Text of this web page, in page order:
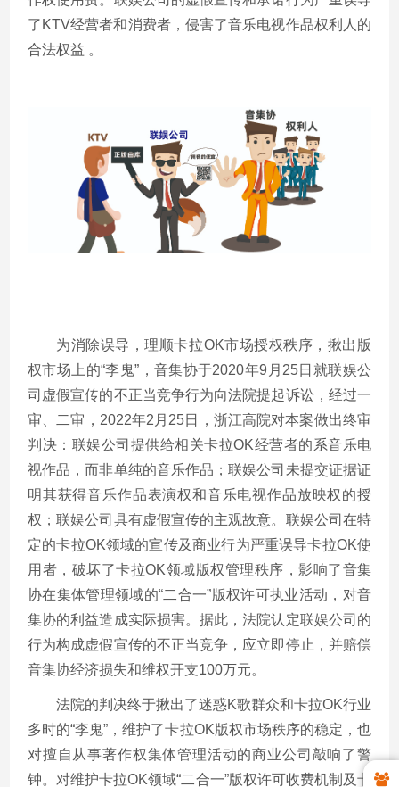
了 KTV经营者和消费者，侵害了音乐电视作品权利人的
合法权益 。
为消除误导，理顺卡拉OK市场授权秩序，揪出版
权市场上的“李鬼”，音集协于2020年9 月 25日就联娱公
司虚假宣传的不正当竞争行为向法院提起诉讼，经过一
审、二审， 2022年2 月 25日，浙江高院对本案做出终审
判决：联娱公司提供给相关卡拉OK经营者的系音乐电
视作品，而非单纯的音乐作品；联娱公司未提交证据证
明其获得音乐作品表演权和音乐电视作品放映权的授
权；联娱公司具有虚假宣传的主观故意。联娱公司在特
定的卡拉OK领域的宣传及商业行为严重误导卡拉OK使
用者，破坏了卡拉OK领域版权管理秩序，影响了音集
协在集体管理领域的“二合一”版权许可执业活动，对音
集协的利益造成实际损害。据此，法院认定联娱公司的
行为构成虚假宣传的不正当竞争，应立即停止，并赔偿
音集协经济损失和维权开支100万元。
法院的判决终于揪出了迷惑K歌群众和卡拉OK行业
多时的“李鬼”，维护了卡拉OK版权市场秩序的稳定，也
对擅自从事著作权集体管理活动的商业公司敲响了警
钟。对维护卡拉OK领域“二合一”版权许可收费机制及卡